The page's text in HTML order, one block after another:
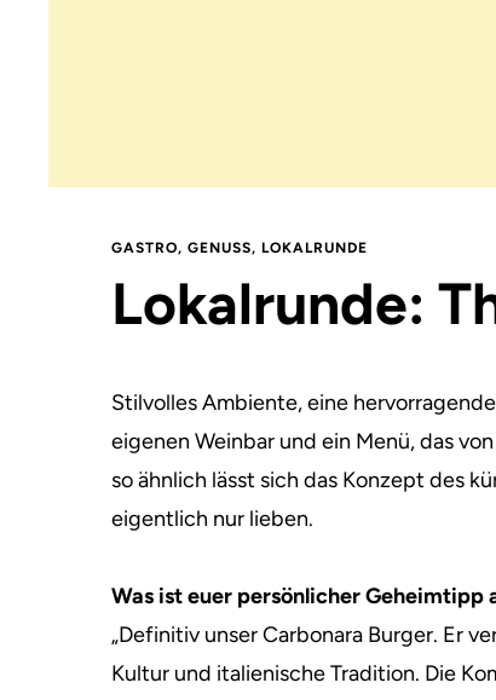
GASTRO, GENUSS, LOKALRUNDE
Lokalrunde:
Stilvolles Ambiente, eine
eigenen Weinbar und ein Menü, das
so ähnlich lässt sich das Konzept des
eigentlich nur lieben.
Was ist euer persönlicher Geheimtipp
„Definitiv unser Carbonara Burger. Er
Kultur und italienische Tradition. Die